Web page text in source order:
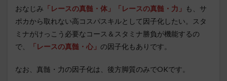
おなじみ 「レースの真髄・体」「レースの真髄・力」
も、サ
ポカから取れない高コスパスキルとして因子化したい。スタ
ミナがけっこう必要なコース＆スタミナ勝負が機能するの
で、
「レースの真髄・心」 の因子化もありです。
なお、真髄・力の因子化は、後方脚質のみでOKです。